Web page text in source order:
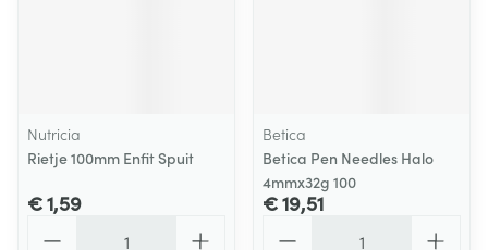
Nutricia
Rietje 100mm Enfit Spuit
€ 1,59
Betica
Betica Pen Needles Halo
4mmx32g 100
€ 19,51